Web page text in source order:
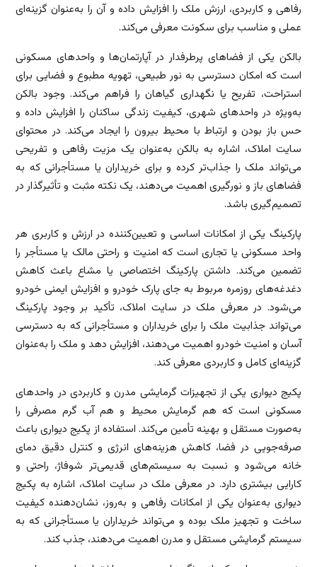
رفاهی و کاربردی، ارزش ملک را افزایش داده و آن را به‌عنوان گزینه‌ای
عملی و مناسب برای سکونت معرفی می‌کند.
بالکن یکی از فضاهای پرطرفدار در آپارتمان‌ها و واحدهای مسکونی
است که امکان دسترسی به نور طبیعی، تهویه مطبوع و فضایی برای
استراحت، تفریح یا نگهداری گیاهان را فراهم می‌کند. وجود بالکن
به‌ویژه در واحدهای شهری، کیفیت زندگی ساکنان را افزایش داده و
حس باز بودن و ارتباط با محیط بیرون را ایجاد می‌کند. در محتوای
سایت املاک، اشاره به بالکن به‌عنوان یک مزیت رفاهی و تفریحی
می‌تواند ملک را جذاب‌تر کرده و برای خریداران یا مستأجرانی که به
فضاهای باز و نورگیری اهمیت می‌دهند، یک نکته مثبت و تأثیرگذار در
تصمیم‌گیری باشد.
پارکینگ یکی از امکانات اساسی و تعیین‌کننده در ارزش و کاربری هر
واحد مسکونی یا تجاری است که امنیت و راحتی مالک یا مستأجر را
تضمین می‌کند. داشتن پارکینگ اختصاصی یا مشاع باعث کاهش
دغدغه‌های روزمره مربوط به جای پارک خودرو و افزایش ایمنی خودرو
می‌شود. در معرفی ملک در سایت املاک، تأکید بر وجود پارکینگ
می‌تواند جذابیت ملک را برای خریداران و مستأجرانی که به دسترسی
آسان و امنیت خودرو اهمیت می‌دهند، افزایش دهد و ملک را به‌عنوان
گزینه‌ای کامل و کاربردی معرفی کند.
پکیج دیواری یکی از تجهیزات گرمایشی مدرن و کاربردی در واحدهای
مسکونی است که هم گرمایش محیط و هم آب گرم مصرفی را
به‌صورت مستقل و بهینه تأمین می‌کند. استفاده از پکیج دیواری باعث
صرفه‌جویی در فضا، کاهش هزینه‌های انرژی و کنترل دقیق دمای
خانه می‌شود و نسبت به سیستم‌های قدیمی‌تر شوفاژ، راحتی و
کارایی بیشتری دارد. در معرفی ملک در سایت املاک، اشاره به پکیج
دیواری به‌عنوان یکی از امکانات رفاهی و به‌روز، نشان‌دهنده کیفیت
ساخت و تجهیز ملک بوده و می‌تواند خریداران یا مستأجرانی که به
سیستم گرمایشی مستقل و مدرن اهمیت می‌دهند، جذب کند.